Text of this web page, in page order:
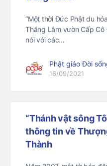
“Một thời Đức Phật du
Thắng Lâm vườn Cấp
nói với các…
Phật giáo Đời
16/09/2021
“Thánh vật sông
thông tin về
Thành